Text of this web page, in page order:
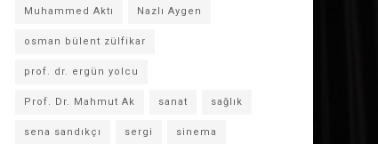
Muhammed Aktı Nazlı Aygen
osman bülent zülfikar
prof. dr. ergün yolcu
Prof. Dr. Mahmut Ak sanat sağlık
sena sandıkçı sergi sinema